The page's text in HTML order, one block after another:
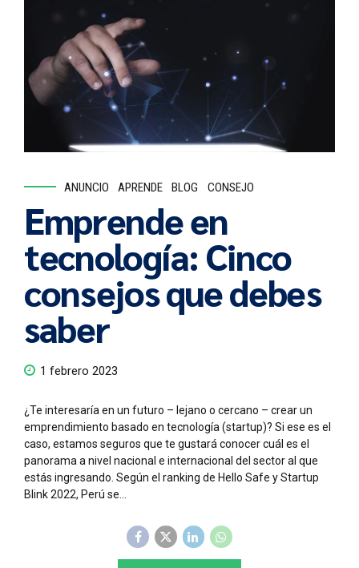
ANUNCIO APRENDE BLOG CONSEJO
Emprende en
tecnología: Cinco
consejos que debes
saber
1 febrero 2023
¿Te interesaría en un futuro – lejano o cercano – crear un
emprendimiento basado en tecnología (startup)? Si ese es el
caso, estamos seguros que te gustará conocer cuál es el
panorama a nivel nacional e internacional del sector al que
estás ingresando. Según el ranking de Hello Safe y Startup
Blink 2022, Perú se...